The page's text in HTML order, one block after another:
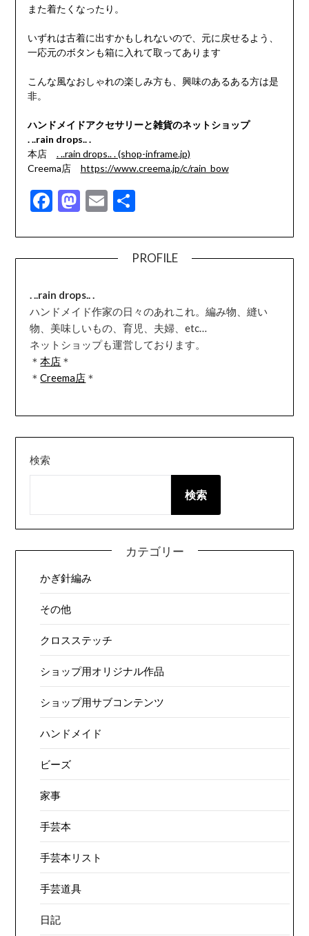
また着たくなったり。
いずれは古着に出すかもしれないので、元に戻せるよう、
一応元のボタンも箱に入れて取ってあります
こんな風なおしゃれの楽しみ方も、興味のあるある方は是
非。
ハンドメイドアクセサリーと雑貨のネットショップ
. ..rain drops.. .
本店 . ..rain drops.. . (shop-inframe.jp)
Creema店 https://www.creema.jp/c/rain_bow
Facebook
Mastodon
Email
共
PROFILE
. ..rain drops.. .
ハンドメイド作家の日々のあれこれ。編み物、縫い
物、美味しいもの、育児、夫婦、etc…
ネットショップも運営しております。
＊本店 ＊
＊Creema店 ＊
検索
検索
カテゴリー
かぎ針編み
その他
クロスステッチ
ショップ用オリジナル作品
ショップ用サブコンテンツ
ハンドメイド
ビーズ
家事
手芸本
手芸本リスト
手芸道具
日記